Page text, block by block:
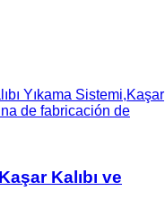
Yıkama Sistemi,Kaşar
de fabricación de
Kalıbı ve